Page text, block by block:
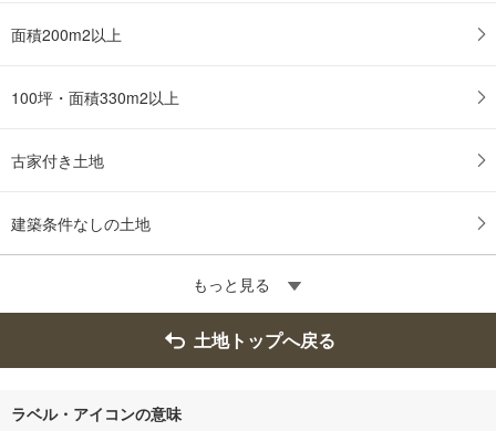
面積200m2以上
100坪・面積330m2以上
古家付き土地
建築条件なしの土地
もっと見る
土地トップへ戻る
ラベル・アイコンの意味